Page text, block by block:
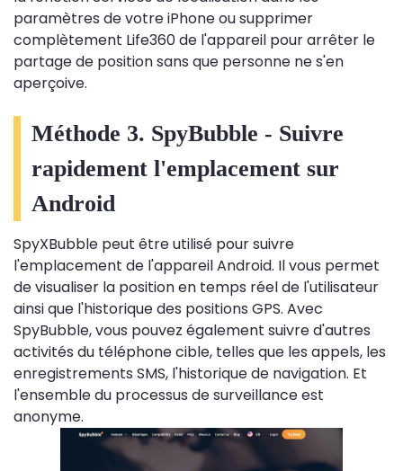
paramètres de votre iPhone ou supprimer
complètement Life360 de l'appareil pour arrêter le
partage de position sans que personne ne s'en
aperçoive.
Méthode 3. SpyBubble - Suivre
rapidement l'emplacement sur
Android
SpyXBubble peut être utilisé pour suivre
l'emplacement de l'appareil Android. Il vous permet
de visualiser la position en temps réel de l'utilisateur
ainsi que l'historique des positions GPS. Avec
SpyBubble, vous pouvez également suivre d'autres
activités du téléphone cible, telles que les appels, les
enregistrements SMS, l'historique de navigation. Et
l'ensemble du processus de surveillance est
anonyme.